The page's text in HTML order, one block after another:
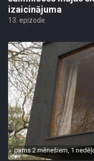
izaicinājuma
13. epizode
pirms 2 mēnešiem, 1